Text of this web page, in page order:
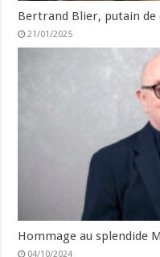
Bertrand Blier, putain de
21/01/2025
Hommage au splendide
04/10/2024